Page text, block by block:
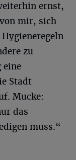
ernst,
mir, sich
zu
eine
Stadt
Mucke:
das
muss.“